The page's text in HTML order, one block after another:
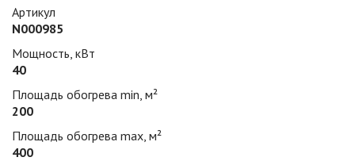
Артикул
N000985
Мощность, кВт
40
Площадь обогрева min, м²
200
Площадь обогрева max, м²
400